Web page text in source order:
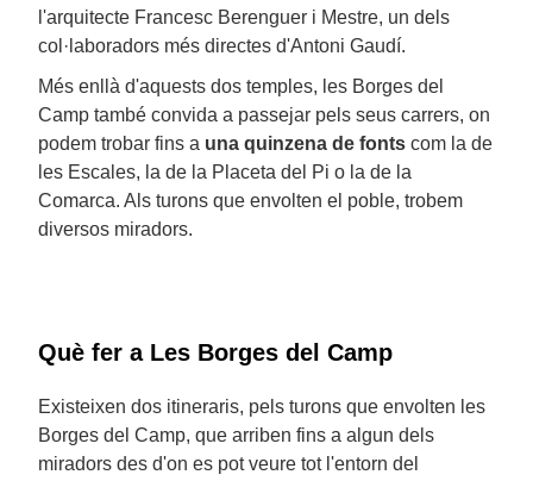
l'arquitecte Francesc Berenguer i Mestre, un dels
col·laboradors més directes d'Antoni Gaudí.
Més enllà d'aquests dos temples, les Borges del
Camp també convida a passejar pels seus carrers, on
podem trobar fins a una quinzena de fonts com la de
les Escales, la de la Placeta del Pi o la de la
Comarca. Als turons que envolten el poble, trobem
diversos miradors.
Què fer a Les Borges del Camp
Existeixen dos itineraris, pels turons que envolten les
Borges del Camp, que arriben fins a algun dels
miradors des d'on es pot veure tot l'entorn del